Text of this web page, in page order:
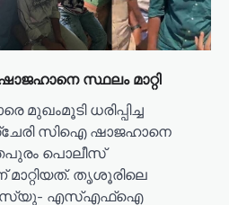
സ്ഥലം മാറ്റി
ധരിപ്പിച്ച
സിഐ ഷാജഹാനെ
പൊലീസ്
തൃശൂരിലെ
എസ്എഫ്ഐ